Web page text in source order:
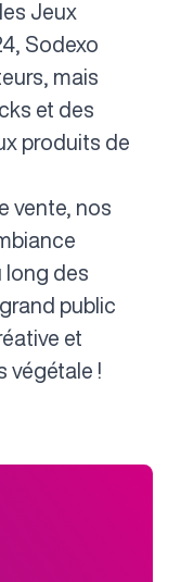
Jeux
Sodexo
mais
et des
produits de
vente, nos
long des
public
et
végétale !